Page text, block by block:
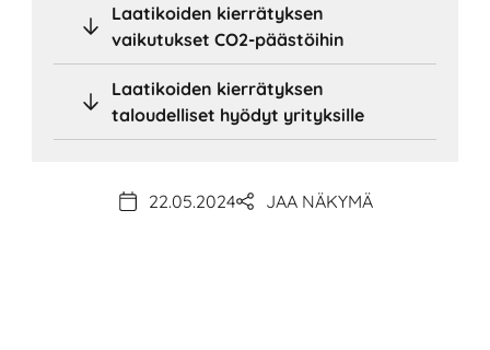
Laatikoiden kierrätyksen
vaikutukset CO2-päästöihin
Laatikoiden kierrätyksen
taloudelliset hyödyt yrityksille
22.05.2024 JAA NÄKYMÄ